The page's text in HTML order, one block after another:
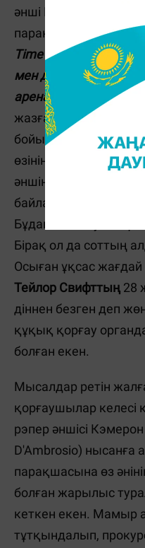
әнші Пинктың
парақшасына
Time to blowup
мен де, бомбам да
аренасын жарып
жазған. Полицейлер
бойынша танып,
өзінің қорқыту
әншінің «Timebomb»
байланыстыра
Бұдан кейін аузы
Бірақ ол да соттың
Осыған ұқсас
Тейлор Свифттың 28
діннен безген деп
құқық қорғау
болған екен.
Мысалдар ретін
қорғаушылар келесі
рэпер әншісі
D'Ambrosio) нысанға
парақшасына өз
болған жарылыс
кеткен екен. Мамыр
тұтқындалып,